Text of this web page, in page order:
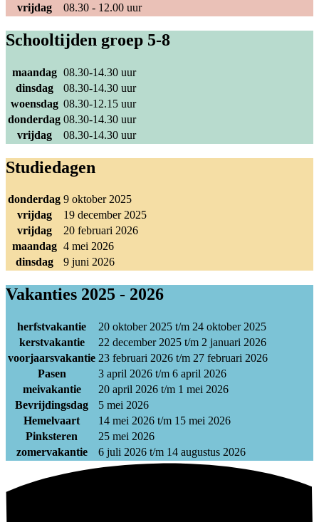
vrijdag
08.30 - 12.00 uur
Schooltijden groep 5-8
maandag 08.30-14.30 uur
dinsdag
08.30-14.30 uur
woensdag 08.30-12.15 uur
donderdag 08.30-14.30 uur
vrijdag
08.30-14.30 uur
Studiedagen
donderdag 9 oktober 2025
vrijdag
19 december 2025
vrijdag
20 februari 2026
maandag 4 mei 2026
dinsdag
9 juni 2026
Vakanties 2025 - 2026
herfstvakantie
20 oktober 2025 t/m 24 oktober 2025
kerstvakantie
22 december 2025 t/m 2 januari 2026
voorjaarsvakantie 23 februari 2026 t/m 27 februari 2026
Pasen
3 april 2026 t/m 6 april 2026
meivakantie
20 april 2026 t/m 1 mei 2026
Bevrijdingsdag
5 mei 2026
Hemelvaart
14 mei 2026 t/m 15 mei 2026
Pinksteren
25 mei 2026
zomervakantie
6 juli 2026 t/m 14 augustus 2026